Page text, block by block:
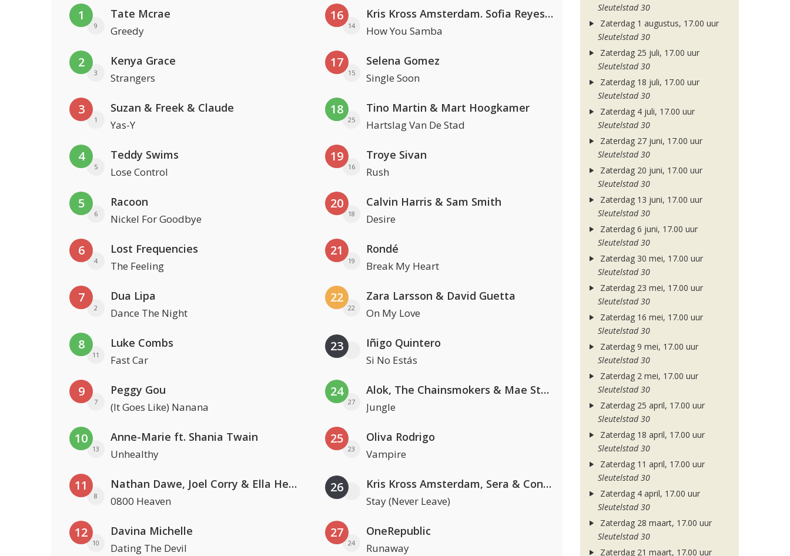
1
9
Tate Mcrae
Greedy
2
3
Kenya Grace
Strangers
3
1
Suzan & Freek & Claude
Yas-Y
4
5
Teddy Swims
Lose Control
5
6
Racoon
Nickel For Goodbye
6
4
Lost Frequencies
The Feeling
7
2
Dua Lipa
Dance The Night
8
11
Luke Combs
Fast Car
9
7
Peggy Gou
(It Goes Like) Nanana
10
13
Anne-Marie ft. Shania Twain
Unhealthy
11
8
Nathan Dawe, Joel Corry & Ella Henderson
0800 Heaven
12
10
Davina Michelle
Dating The Devil
16
14
Kris Kross Amsterdam. Sofia Reyes & Tinie Tempah
How You Samba
17
15
Selena Gomez
Single Soon
18
25
Tino Martin & Mart Hoogkamer
Hartslag Van De Stad
19
16
Troye Sivan
Rush
20
18
Calvin Harris & Sam Smith
Desire
21
19
Rondé
Break My Heart
22
22
Zara Larsson & David Guetta
On My Love
23 Iñigo Quintero
Si No Estás
24
27
Alok, The Chainsmokers & Mae Stephens
Jungle
25
23
Oliva Rodrigo
Vampire
26 Kris Kross Amsterdam, Sera & Conor Maynard
Stay (Never Leave)
27
24
OneRepublic
Runaway
Sleutelstad 30
Zaterdag 1 augustus, 17.00 uur
Sleutelstad 30
Zaterdag 25 juli, 17.00 uur
Sleutelstad 30
Zaterdag 18 juli, 17.00 uur
Sleutelstad 30
Zaterdag 4 juli, 17.00 uur
Sleutelstad 30
Zaterdag 27 juni, 17.00 uur
Sleutelstad 30
Zaterdag 20 juni, 17.00 uur
Sleutelstad 30
Zaterdag 13 juni, 17.00 uur
Sleutelstad 30
Zaterdag 6 juni, 17.00 uur
Sleutelstad 30
Zaterdag 30 mei, 17.00 uur
Sleutelstad 30
Zaterdag 23 mei, 17.00 uur
Sleutelstad 30
Zaterdag 16 mei, 17.00 uur
Sleutelstad 30
Zaterdag 9 mei, 17.00 uur
Sleutelstad 30
Zaterdag 2 mei, 17.00 uur
Sleutelstad 30
Zaterdag 25 april, 17.00 uur
Sleutelstad 30
Zaterdag 18 april, 17.00 uur
Sleutelstad 30
Zaterdag 11 april, 17.00 uur
Sleutelstad 30
Zaterdag 4 april, 17.00 uur
Sleutelstad 30
Zaterdag 28 maart, 17.00 uur
Sleutelstad 30
Zaterdag 21 maart, 17.00 uur